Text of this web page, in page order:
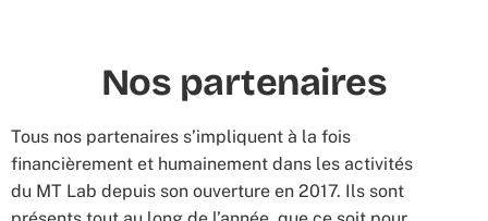
Nos partenaires
Tous nos partenaires s’impliquent à la fois
financièrement et humainement dans les activités
du MT Lab depuis son ouverture en 2017. Ils sont